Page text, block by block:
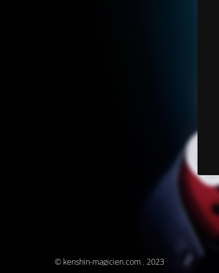
© kenshin-magicien.com . 2023